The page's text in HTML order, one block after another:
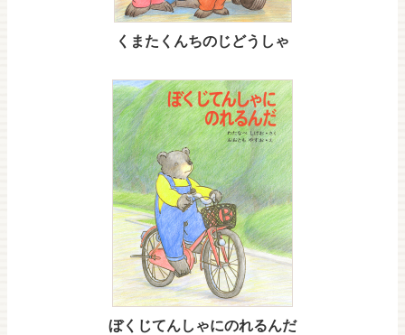
くまたくんちのじどうしゃ
ぼくじてんしゃにのれるんだ